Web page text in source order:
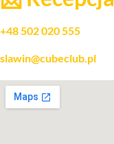
+48 502 020 555
slawin@cubeclub.pl